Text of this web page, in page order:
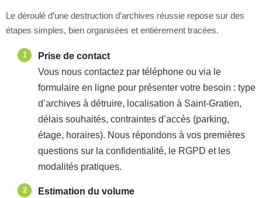
Le déroulé d’une destruction d’archives réussie repose sur des
étapes simples, bien organisées et entièrement tracées.
Prise de contact
Vous nous contactez par téléphone ou via le
formulaire en ligne pour présenter votre besoin : type
d’archives à détruire, localisation à Saint-Gratien,
délais souhaités, contraintes d’accès (parking,
étage, horaires). Nous répondons à vos premières
questions sur la confidentialité, le RGPD et les
modalités pratiques.
Estimation du volume